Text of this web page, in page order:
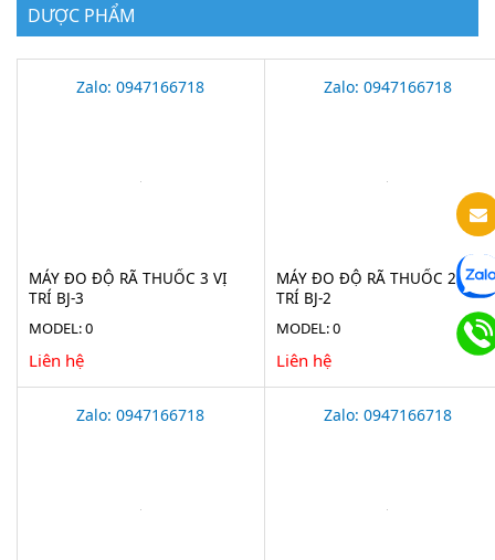
DƯỢC PHẨM
Zalo: 0947166718
MÁY ĐO ĐỘ RÃ THUỐC 3 VỊ
TRÍ BJ-3
MODEL: 0
Liên hệ
Zalo: 0947166718
MÁY ĐO ĐỘ RÃ THUỐC 2 VỊ
TRÍ BJ-2
MODEL: 0
Liên hệ
Zalo: 0947166718 Zalo: 0947166718